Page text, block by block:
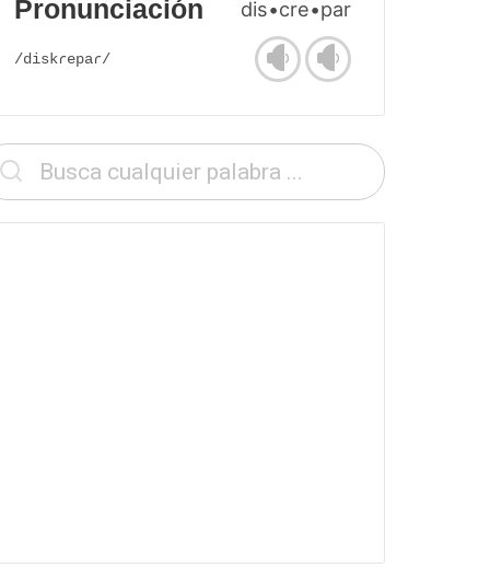
Pronunciación dis•cre•par
/diskɾepaɾ/